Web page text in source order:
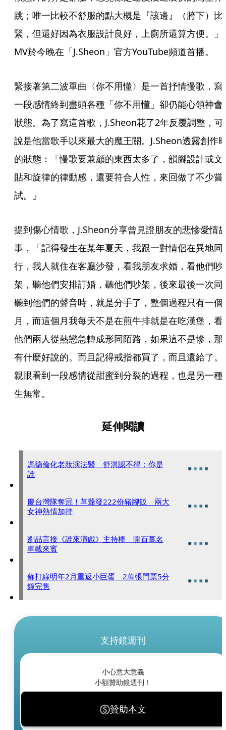
跳；唯一比較不舒服的點大概是『該邊』（胯下）比
緊，但還好因為衣服設計良好，上廁所還算方便。」
MV於今晚在「J.Sheon」官方YouTube頻道首播。
緊接著第二波單曲〈你不用懂〉是一首抒情慢歌，寫
一段感情終到盡頭各種「你不用懂」卻仍能心領神會
狀態。為了寫這首歌，J.Sheon花了2年反覆調整，可
說是他當歌手以來最大的魔王關。J.Sheon透露創作
的狀態：「慢歌要兼顧的東西太多了，韻腳設計或文
貼和旋律的律動感，還要符合人性，來回做了不少嘗
試。」
提到傷心情歌，J.Sheon分享曾見證朋友的悲慘愛情
事，「記得發生在某年夏天，我跟一對情侶在異地同
行，我人就住在客廳沙發，看我朋友求婚，看他們吵
架，聽他們安排訂婚，聽他們吵架，後來最後一次同
聽到他們的聲音時，就是分手了，整個過程只有一個
月，而這個月我每天不是在煎牛排就是在吃漢堡，看
他們兩人從熱戀急轉成形同陌路，如果這不是慘，那
有什麼好說的。而且記得戒指都買了，而且還給了。
親眼看到一段感情從甜蜜到分裂的過程，也是另一種
生無常。
延伸閱讀
馮德倫化老妝演法醫 舒淇認不得：你是
誰
慶台灣隊奪冠！草爺發222份豬腳飯 兩大
女神熱情加持
劉品言接《誰來演戲》主持棒 開百萬名
車載來賓
蘇打綠明年2月重返小巨蛋 2萬張門票5分
鐘完售
支持鏡週刊
小心意大意義
小額贊助鏡週刊！
贊助本文